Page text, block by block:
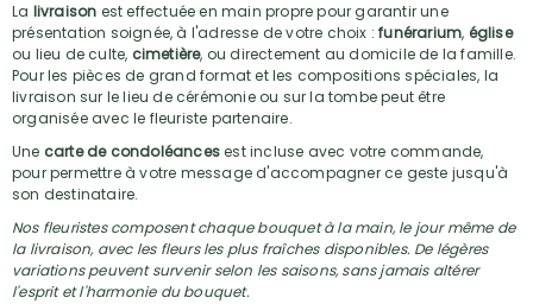
La livraison est effectuée en main propre pour garantir une
présentation soignée, à l'adresse de votre choix :funérarium, église
ou lieu de culte, cimetière, ou directement au domicile de la famille.
Pour les pièces de grand format et les compositions spéciales, la
livraison sur le lieu de cérémonie ou sur la tombe peut être
organisée avec le fleuriste partenaire.
Une carte de condoléancesest incluse avec votre commande,
pour permettre à votre message d'accompagner ce geste jusqu'à
son destinataire.
Nos fleuristes composent chaque bouquet à la main, le jour même de
la livraison, avec les fleurs les plus fraîches disponibles. De légères
variations peuvent survenir selon les saisons, sans jamais altérer
l'esprit et l'harmonie du bouquet.